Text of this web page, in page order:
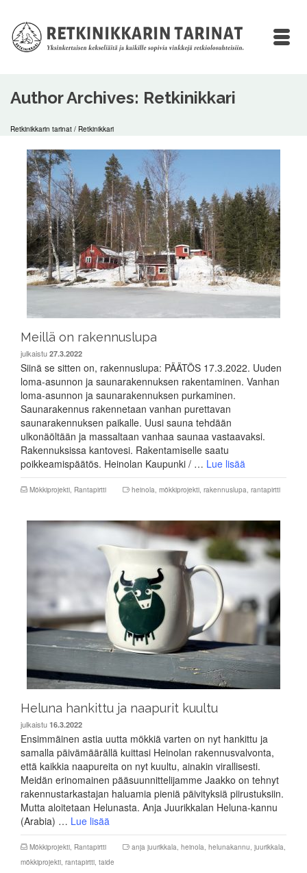
Author Archives: Retkinikkari
Retkinikkarin tarinat / Retkinikkari
Meillä on rakennuslupa
julkaistu 27.3.2022
Siinä se sitten on, rakennuslupa: PÄÄTÖS 17.3.2022. Uuden
loma-asunnon ja saunarakennuksen rakentaminen. Vanhan
loma-asunnon ja saunarakennuksen purkaminen.
Saunarakennus rakennetaan vanhan purettavan
saunarakennuksen paikalle. Uusi sauna tehdään
ulkonäöltään ja massaltaan vanhaa saunaa vastaavaksi.
Rakennuksissa kantovesi. Rakentamiselle saatu
poikkeamispäätös. Heinolan Kaupunki / … Lue lisää
Mökkiprojekti, Rantapirtti heinola, mökkiprojekti, rakennuslupa, rantapirtti
Heluna hankittu ja naapurit kuultu
julkaistu 16.3.2022
Ensimmäinen astia uutta mökkiä varten on nyt hankittu ja
samalla päivämäärällä kuittasi Heinolan rakennusvalvonta,
että kaikkia naapureita on nyt kuultu, ainakin virallisesti.
Meidän erinomainen pääsuunnittelijamme Jaakko on tehnyt
rakennustarkastajan haluamia pieniä päivityksiä piirustuksiin.
Mutta aloitetaan Helunasta. Anja Juurikkalan Heluna-kannu
(Arabia) … Lue lisää
Mökkiprojekti, Rantapirtti anja juurikkala, heinola, helunakannu, juurikkala,
mökkiprojekti, rantapirtti, taide